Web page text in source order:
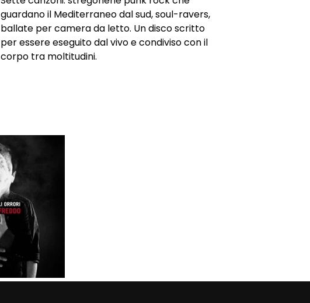
guardano il Mediterraneo dal sud, soul-ravers,
ballate per camera da letto. Un disco scritto
per essere eseguito dal vivo e condiviso con il
corpo tra moltitudini.